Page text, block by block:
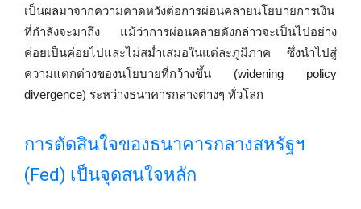
เป็นผลมาจากความคาดหวังต่อการผ่อนคลายนโยบายการเงิน
ที่กำลังจะมาถึง แม้ว่าการผ่อนคลายดังกล่าวจะเป็นไปอย่าง
ค่อยเป็นค่อยไปและไม่สม่ำเสมอในแต่ละภูมิภาค ซึ่งนำไปสู่
ความแตกต่างของนโยบายที่กว้างขึ้น (widening policy
divergence) ระหว่างธนาคารกลางต่างๆ ทั่วโลก
การตัดสินใจของธนาคารกลางสหรัฐฯ
(Fed) เป็นจุดสนใจหลัก